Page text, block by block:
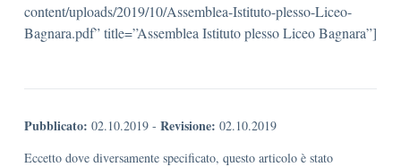
content/uploads/2019/10/Assemblea-Istituto-plesso-Liceo-
Bagnara.pdf” title=”Assemblea Istituto plesso Liceo Bagnara”]
Pubblicato: 02.10.2019 - Revisione: 02.10.2019
Eccetto dove diversamente specificato, questo articolo è stato